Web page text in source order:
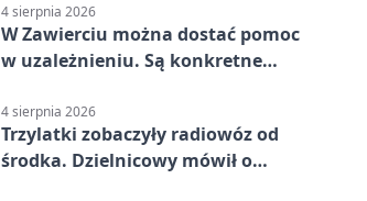
4 sierpnia 2026
W Zawierciu można dostać pomoc
w uzależnieniu. Są konkretne
4 sierpnia 2026
Trzylatki zobaczyły radiowóz od
środka. Dzielnicowy mówił o